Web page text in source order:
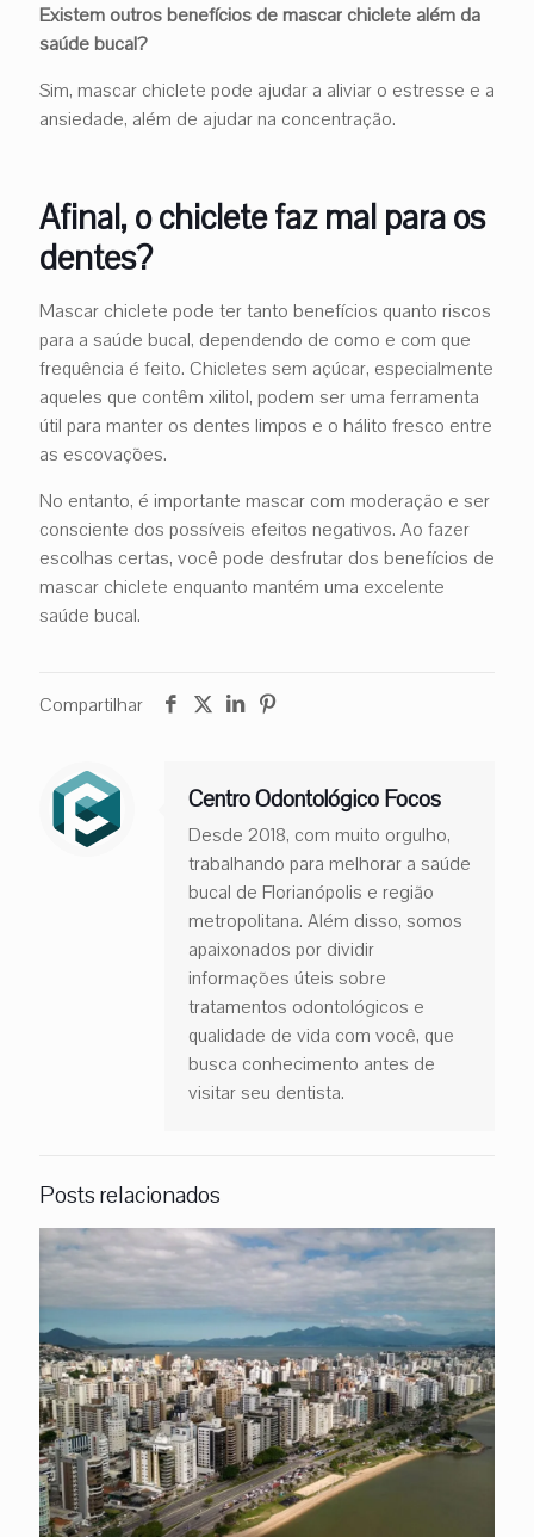
Existem outros benefícios de mascar chiclete além da
saúde bucal?
Sim, mascar chiclete pode ajudar a aliviar o estresse e a
ansiedade, além de ajudar na concentração.
Afinal, o chiclete faz mal para os
dentes?
Mascar chiclete pode ter tanto benefícios quanto riscos
para a saúde bucal, dependendo de como e com que
frequência é feito. Chicletes sem açúcar, especialmente
aqueles que contêm xilitol, podem ser uma ferramenta
útil para manter os dentes limpos e o hálito fresco entre
as escovações.
No entanto, é importante mascar com moderação e ser
consciente dos possíveis efeitos negativos. Ao fazer
escolhas certas, você pode desfrutar dos benefícios de
mascar chiclete enquanto mantém uma excelente
saúde bucal.
Compartilhar
Centro Odontológico Focos
Desde 2018, com muito orgulho,
trabalhando para melhorar a saúde
bucal de Florianópolis e região
metropolitana. Além disso, somos
apaixonados por dividir
informações úteis sobre
tratamentos odontológicos e
qualidade de vida com você, que
busca conhecimento antes de
visitar seu dentista.
Posts relacionados